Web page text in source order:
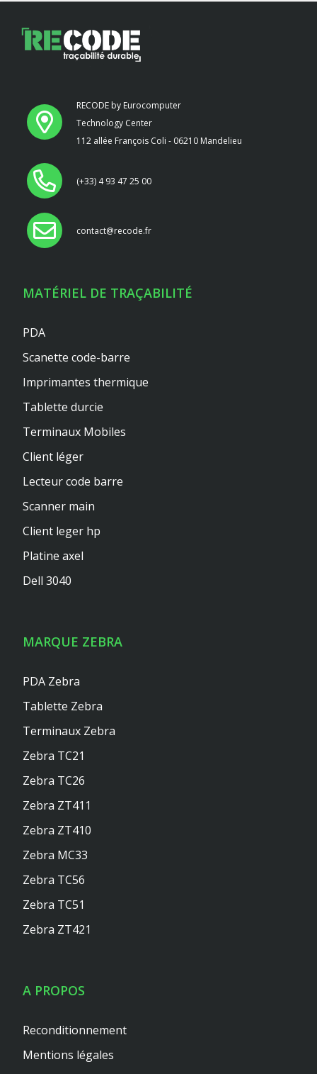
RECODE by Eurocomputer
Technology Center
112 allée François Coli - 06210 Mandelieu
(+33) 4 93 47 25 00
contact@recode.fr
MATÉRIEL DE TRAÇABILITÉ
PDA
Scanette code-barre
Imprimantes thermique
Tablette durcie
Terminaux Mobiles
Client léger
Lecteur code barre
Scanner main
Client leger hp
Platine axel
Dell 3040
MARQUE ZEBRA
PDA Zebra
Tablette Zebra
Terminaux Zebra
Zebra TC21
Zebra TC26
Zebra ZT411
Zebra ZT410
Zebra MC33
Zebra TC56
Zebra TC51
Zebra ZT421
A PROPOS
Reconditionnement
Mentions légales